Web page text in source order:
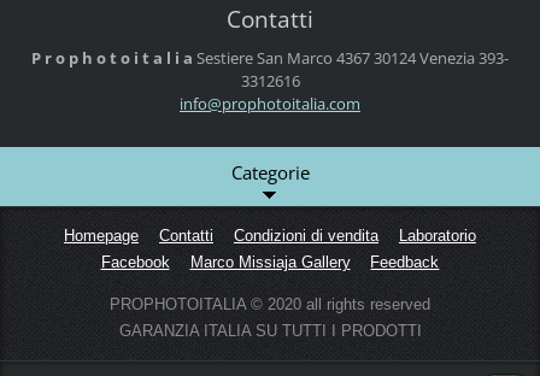
Contatti
P r o p h o t o i t a l i a Sestiere San Marco 436730124 Venezia 393-
3312616
info@prophotoitalia.com
Categorie
Homepage Contatti Condizioni di vendita
Laboratorio
Facebook
Marco Missiaja Gallery Feedback
PROPHOTOITALIA © 2020 all rights reserved
GARANZIA ITALIA SU TUTTI I PRODOTTI